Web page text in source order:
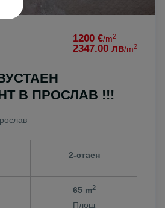
1200 €/m2
2347.00 лв/m2
В ПРОСЛАВ !!!
2-стаен
65 m2
Площ